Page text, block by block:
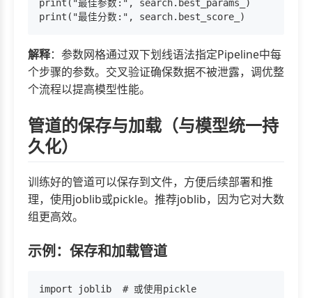
print("最佳参数:", search.best_params_)
解释：参数网格通过双下划线语法指定Pipeline中每
个步骤的参数。交叉验证确保数据不被泄露，调优整
个流程以提高模型性能。
管道的保存与加载（与模型统一持
久化）
训练好的管道可以保存到文件，方便后续部署和推
理，使用joblib或pickle。推荐joblib，因为它对大数
组更高效。
示例：保存和加载管道
import joblib  # 或使用pickle